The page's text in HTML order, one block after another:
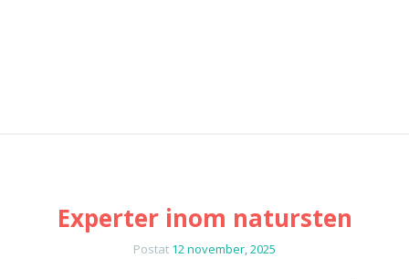
Experter inom natursten
Postat 12 november, 2025